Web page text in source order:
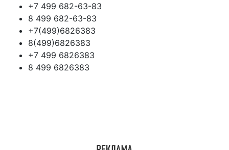
+7 499 682-63-83
8 499 682-63-83
+7(499)6826383
8(499)6826383
+7 499 6826383
8 499 6826383